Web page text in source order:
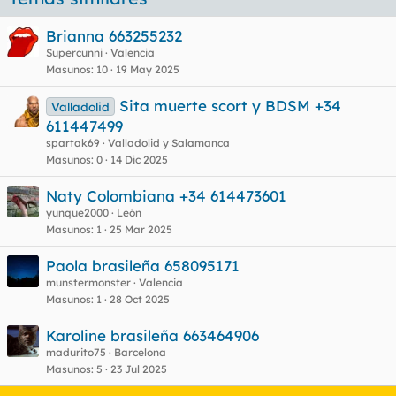
q
u
e
t
s
Brianna 663255232
Supercunni Valencia
Masunos 10 19 May 2025
Valladolid
Sita muerte scort y BDSM +34
611447499
spartak69
Valladolid y Salamanca
Masunos 0 14 Dic 2025
Naty Colombiana +34 614473601
yunque2000
León
Masunos 1 25 Mar 2025
Paola brasileña 658095171
munstermonster Valencia
Masunos 1 28 Oct 2025
Karoline brasileña 663464906
madurito75
Barcelona
Masunos 5 23 Jul 2025